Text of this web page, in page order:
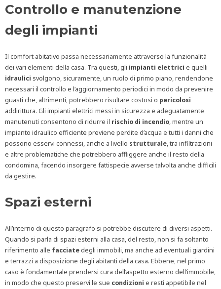
Controllo e manutenzione
degli impianti
Il comfort abitativo passa necessariamente attraverso la funzionalità
dei vari elementi della casa. Tra questi, gli impianti elettrici e quelli
idraulici svolgono, sicuramente, un ruolo di primo piano, rendendone
necessari il controllo e l’aggiornamento periodici in modo da prevenire
guasti che, altrimenti, potrebbero risultare costosi o pericolosi
addirittura. Gli impianti elettrici messi in sicurezza e adeguatamente
manutenuti consentono di ridurre il rischio di incendio, mentre un
impianto idraulico efficiente previene perdite d’acqua e tutti i danni che
possono esservi connessi, anche a livello strutturale, tra infiltrazioni
e altre problematiche che potrebbero affliggere anche il resto della
condomina, facendo insorgere fattispecie avverse talvolta anche difficili
da gestire.
Spazi esterni
All’interno di questo paragrafo si potrebbe discutere di diversi aspetti.
Quando si parla di spazi esterni alla casa, del resto, non si fa soltanto
riferimento alle facciatedegli immobili, ma anche ad eventuali giardini
e terrazzi a disposizione degli abitanti della casa. Ebbene, nel primo
caso è fondamentale prendersi cura dell’aspetto esterno dell’immobile,
in modo che questo preservi le sue condizioni e resti appetibile nel